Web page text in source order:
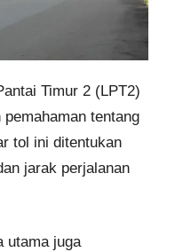
Timur 2 (LPT2)
tentang
tol ini ditentukan
jarak perjalanan
utama juga